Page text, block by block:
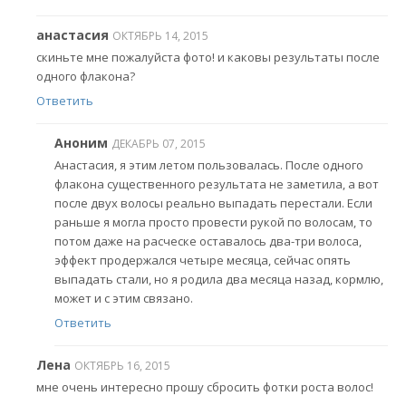
анастасия ОКТЯБРЬ 14, 2015
скиньте мне пожалуйста фото! и каковы результаты после
одного флакона?
Ответить
Аноним ДЕКАБРЬ 07, 2015
Анастасия, я этим летом пользовалась. После одного
флакона существенного результата не заметила, а вот
после двух волосы реально выпадать перестали. Если
раньше я могла просто провести рукой по волосам, то
потом даже на расческе оставалось два-три волоса,
эффект продержался четыре месяца, сейчас опять
выпадать стали, но я родила два месяца назад, кормлю,
может и с этим связано.
Ответить
Лена ОКТЯБРЬ 16, 2015
мне очень интересно прошу сбросить фотки роста волос!